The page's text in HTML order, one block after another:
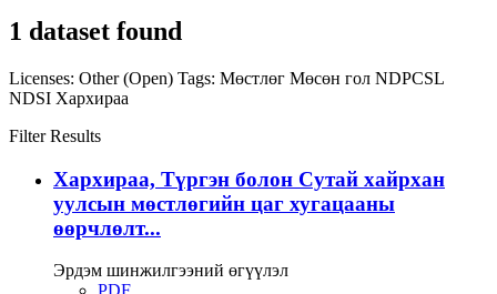
1 dataset found
Licenses: Other (Open) Tags: Мөстлөг Мөсөн гол NDPCSL
NDSI Хархираа
Filter Results
Хархираа, Түргэн болон Сутай хайрхан
уулсын мөстлөгийн цаг хугацааны
өөрчлөлт...
Эрдэм шинжилгээний өгүүлэл